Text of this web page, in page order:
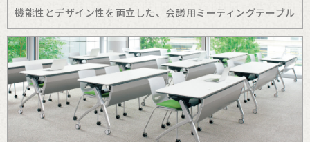
機能性とデザイン性を両立した、会議用ミーティングテーブル